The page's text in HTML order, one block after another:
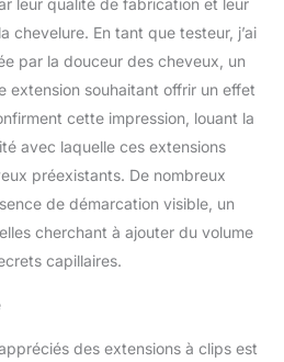
leur qualité de fabrication et leur
chevelure. En tant que testeur, j’ai
par la douceur des cheveux, un
extension souhaitant offrir un effet
cette impression, louant la
avec laquelle ces extensions
préexistants. De nombreux
de démarcation visible, un
cherchant à ajouter du volume
capillaires.
des extensions à clips est